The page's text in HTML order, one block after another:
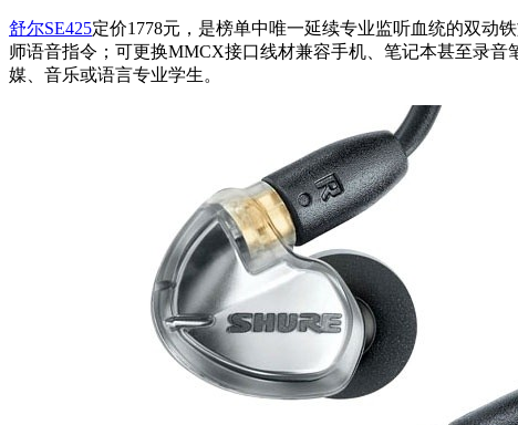
舒尔SE425定价1778元，是榜单中唯一延续专业监听血统的双动
师语音指令；可更换MMCX接口线材兼容手机、笔记本甚至录
媒、音乐或语言专业学生。